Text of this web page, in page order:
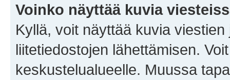
Voinko näyttää kuvia
Kyllä, voit näyttää kuvia
liitetiedostojen lähettämisen.
keskustelualueelle. Muussa